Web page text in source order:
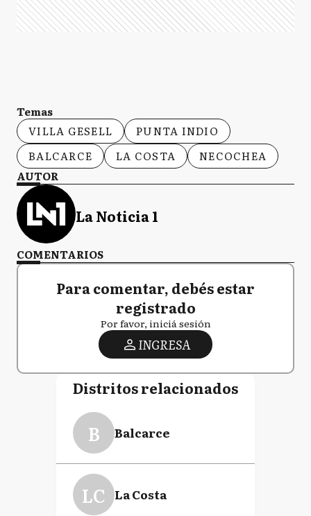
Temas
VILLA GESELL
PUNTA INDIO
BALCARCE
LA COSTA
NECOCHEA
AUTOR
La Noticia 1
COMENTARIOS
Para comentar, debés estar
registrado
Por favor, iniciá sesión
INGRESA
Distritos relacionados
B Balcarce
LC La Costa